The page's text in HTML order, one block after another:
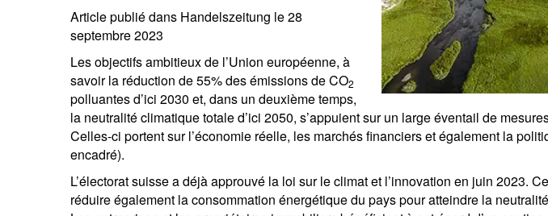
moyen-orient.
entrepreneurs.
UHNWI grands patrimoines.
Article publié dans Handelszeitung le 28
septembre 2023
Les objectifs ambitieux de l’Union européenne, à
savoir la réduction de 55% des émissions de CO2
polluantes d’ici 2030 et, dans un deuxième temps,
la neutralité climatique totale d’ici 2050, s’appuient sur un large éventail de
Celles-ci portent sur l’économie réelle, les marchés financiers et également la
encadré).
L’électorat suisse a déjà approuvé la loi sur le climat et l’innovation en juin 2023.
réduire également la consommation énergétique du pays pour atteindre la